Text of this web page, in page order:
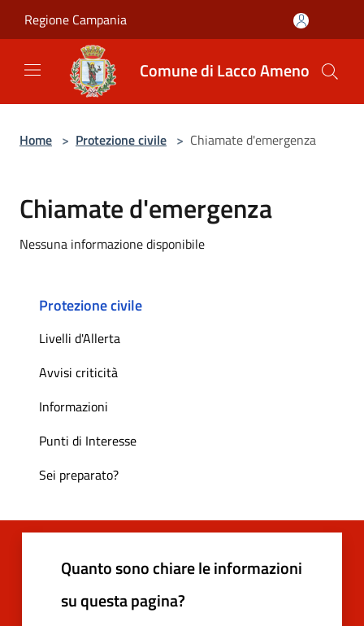
Regione Campania
Comune di Lacco Ameno
Home > Protezione civile > Chiamate d'emergenza
Chiamate d'emergenza
Nessuna informazione disponibile
Protezione civile
Livelli d'Allerta
Avvisi criticità
Informazioni
Punti di Interesse
Sei preparato?
Quanto sono chiare le informazioni
su questa pagina?